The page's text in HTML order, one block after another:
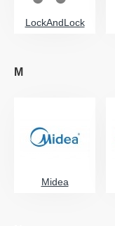
LockAndLock
M
Midea